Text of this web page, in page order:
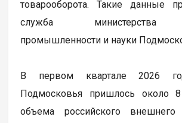
товарооборота. Такие данные
служба министерства
промышленности и науки
В первом квартале 2026
Подмосковья пришлось около
объема российского внешнего